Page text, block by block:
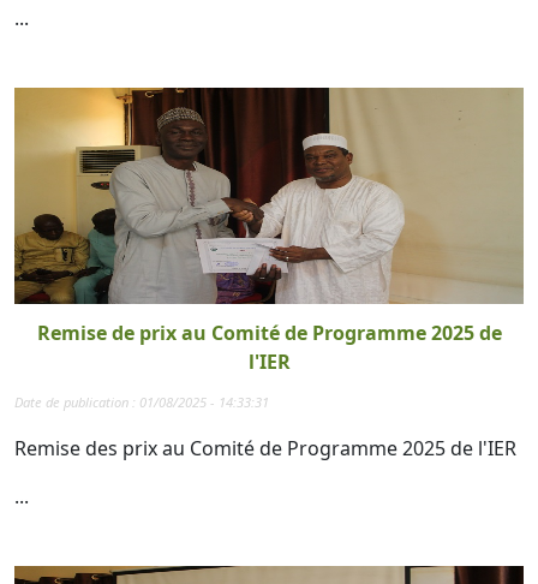
...
Remise de prix au Comité de Programme 2025 de
l'IER
Date de publication : 01/08/2025 - 14:33:31
Remise des prix au Comité de Programme 2025 de l'IER
...